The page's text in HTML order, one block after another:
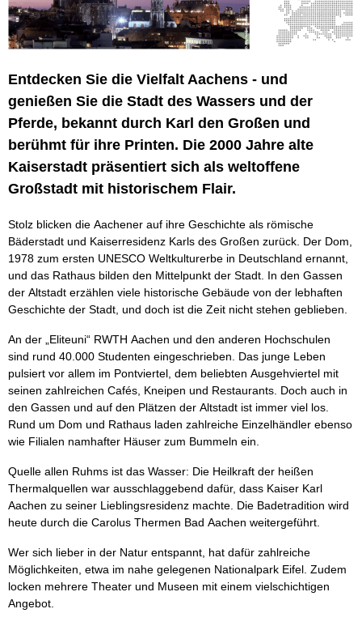
Entdecken Sie die Vielfalt Aachens - und
genießen Sie die Stadt des Wassers und der
Pferde, bekannt durch Karl den Großen und
berühmt für ihre Printen. Die 2000 Jahre alte
Kaiserstadt präsentiert sich als weltoffene
Großstadt mit historischem Flair.
Stolz blicken die Aachener auf ihre Geschichte als römische
Bäderstadt und Kaiserresidenz Karls des Großen zurück. Der Dom,
1978 zum ersten UNESCO Weltkulturerbe in Deutschland ernannt,
und das Rathaus bilden den Mittelpunkt der Stadt. In den Gassen
der Altstadt erzählen viele historische Gebäude von der lebhaften
Geschichte der Stadt, und doch ist die Zeit nicht stehen geblieben.
An der „Eliteuni“ RWTH Aachen und den anderen Hochschulen
sind rund 40.000 Studenten eingeschrieben. Das junge Leben
pulsiert vor allem im Pontviertel, dem beliebten Ausgehviertel mit
seinen zahlreichen Cafés, Kneipen und Restaurants. Doch auch in
den Gassen und auf den Plätzen der Altstadt ist immer viel los.
Rund um Dom und Rathaus laden zahlreiche Einzelhändler ebenso
wie Filialen namhafter Häuser zum Bummeln ein.
Quelle allen Ruhms ist das Wasser: Die Heilkraft der heißen
Thermalquellen war ausschlaggebend dafür, dass Kaiser Karl
Aachen zu seiner Lieblingsresidenz machte. Die Badetradition wird
heute durch die Carolus Thermen Bad Aachen weitergeführt.
Wer sich lieber in der Natur entspannt, hat dafür zahlreiche
Möglichkeiten, etwa im nahe gelegenen Nationalpark Eifel. Zudem
locken mehrere Theater und Museen mit einem vielschichtigen
Angebot.